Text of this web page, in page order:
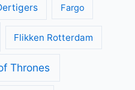
Fargo
Flikken Rotterdam
Thrones